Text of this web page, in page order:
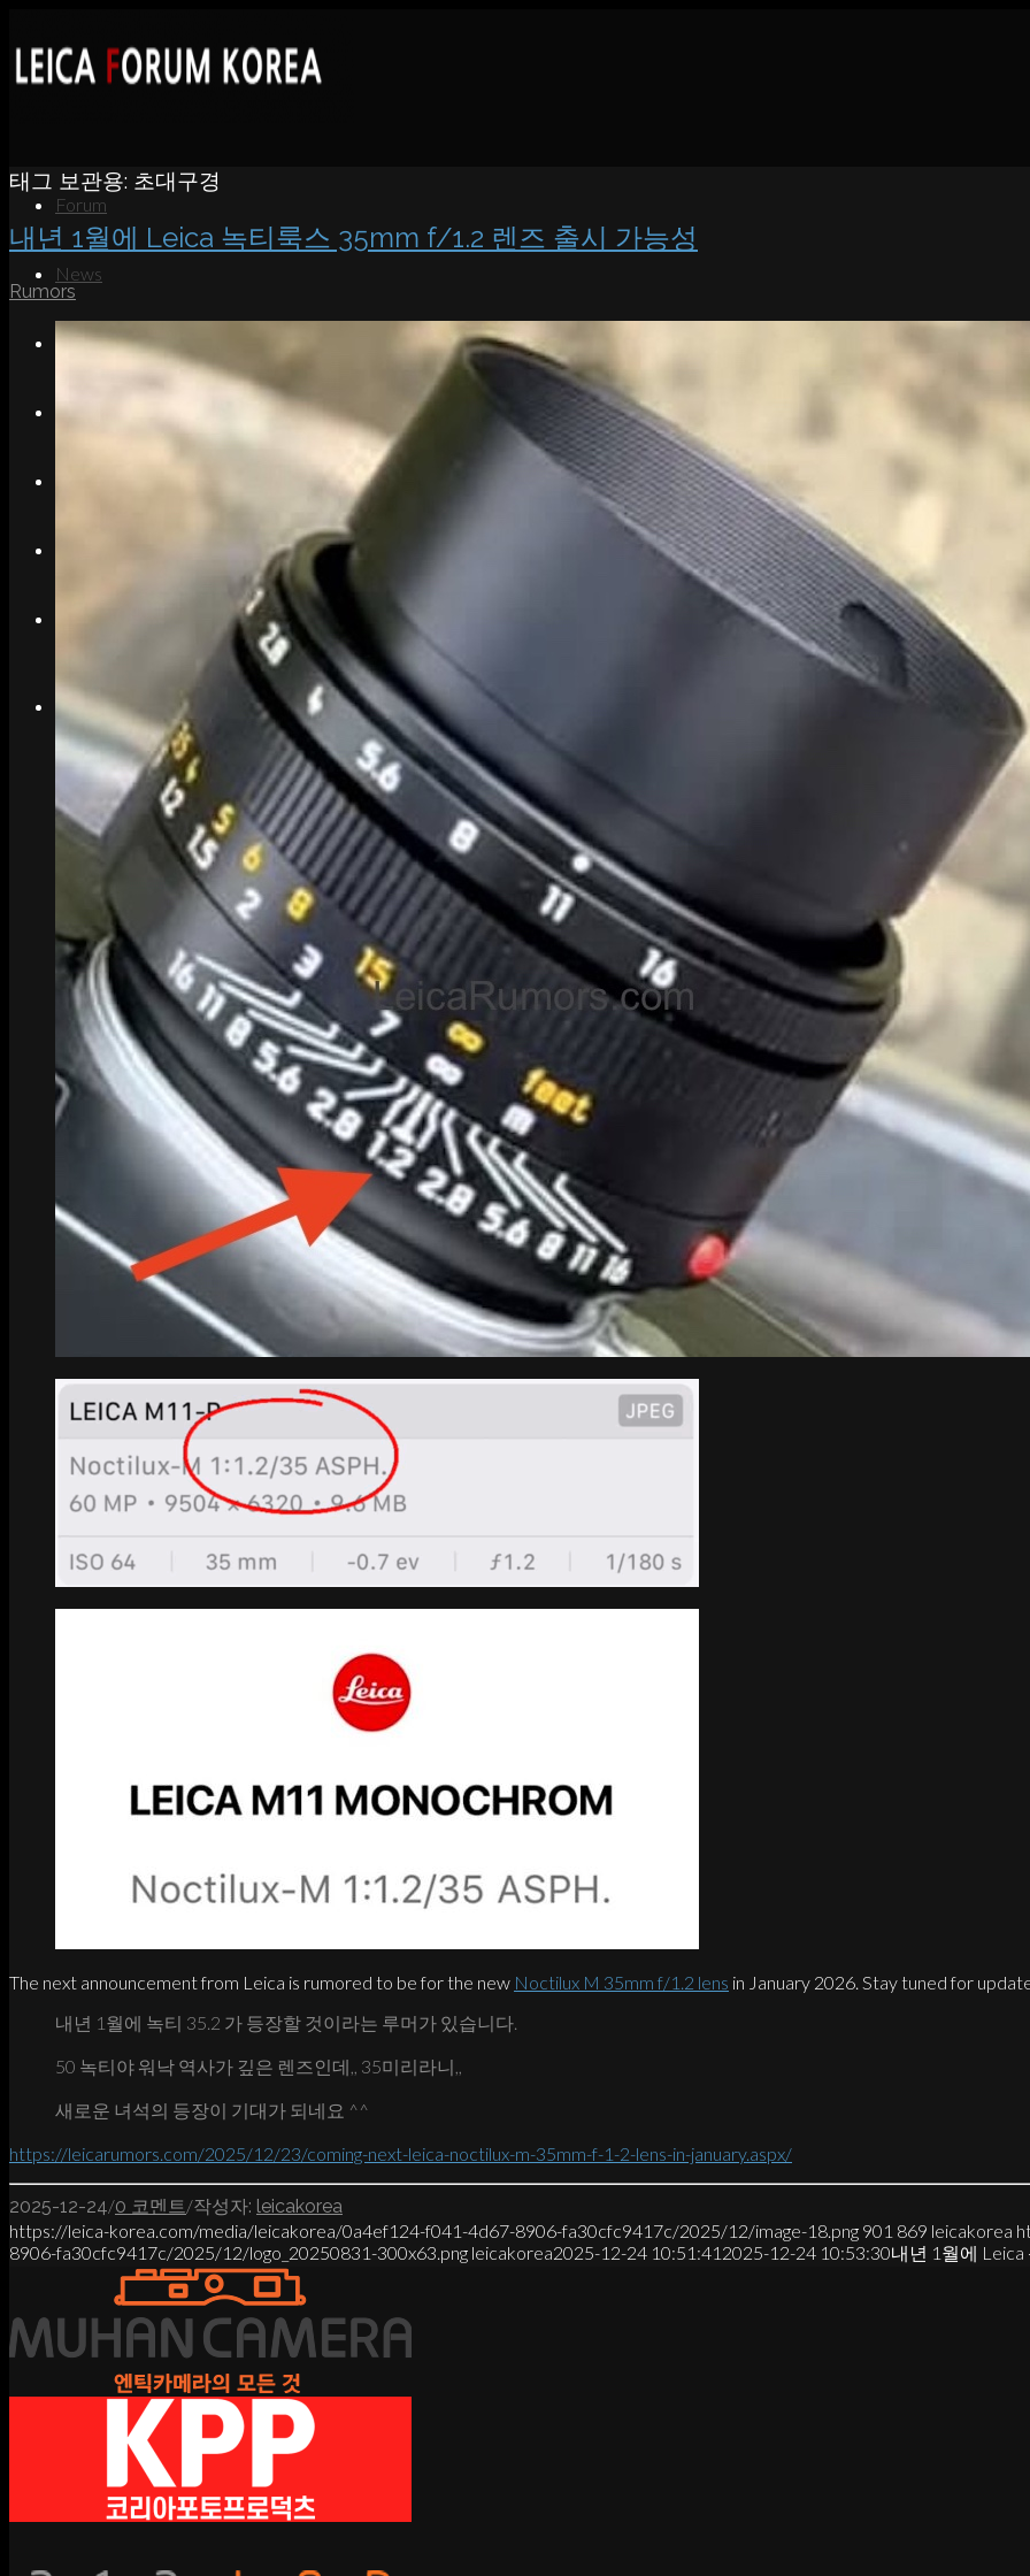
Forum
News
Portfolio
About
Menu
Link to Instagram
태그 보관용: 초대구경
내년 1월에 Leica 녹티룩스 35mm f/1.2 렌즈 출시 가능성
Rumors
The next announcement from Leica is rumored to be for the new Noctilux M 35mm f/1.2 lens in January 2026. Stay tuned for
내년 1월에 녹티 35.2 가 등장할 것이라는 루머가 있습니다.
50 녹티야 워낙 역사가 깊은 렌즈인데,, 35미리라니,,
새로운 녀석의 등장이 기대가 되네요 ^^
https://leicarumors.com/2025/12/23/coming-next-leica-noctilux-m-35mm-f-1-2-lens-in-january.aspx/
2025-12-24/0 코멘트 /작성자: leicakorea
https://leica-korea.com/media/leicakorea/0a4ef124-f041-4d67-8906-fa30cfc9417c/2025/12/image-18.png 901 869 leicakorea
8906-fa30cfc9417c/2025/12/logo_20250831-300x63.png leicakorea2025-12-24 10:51:41 2025-12-24 10:53:30내년 1월에